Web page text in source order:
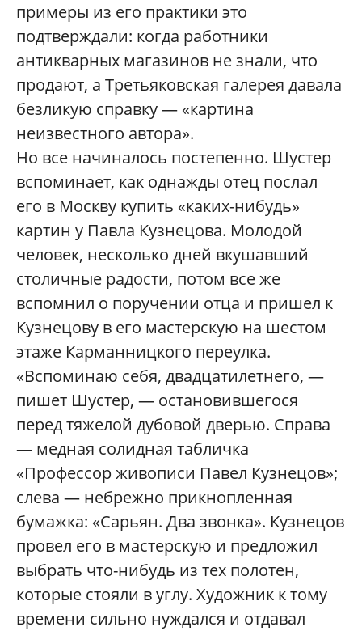
примеры из его практики это
подтверждали: когда работники
антикварных магазинов не знали, что
продают, а Третьяковская галерея давала
безликую справку — «картина
неизвестного автора».
Но все начиналось постепенно. Шустер
вспоминает, как однажды отец послал
его в Москву купить «каких-нибудь»
картин у Павла Кузнецова. Молодой
человек, несколько дней вкушавший
столичные радости, потом все же
вспомнил о поручении отца и пришел к
Кузнецову в его мастерскую на шестом
этаже Карманницкого переулка.
«Вспоминаю себя, двадцатилетнего, —
пишет Шустер, — остановившегося
перед тяжелой дубовой дверью. Справа
— медная солидная табличка
«Профессор живописи Павел Кузнецов»;
слева — небрежно прикнопленная
бумажка: «Сарьян. Два звонка». Кузнецов
провел его в мастерскую и предложил
выбрать что-нибудь из тех полотен,
которые стояли в углу. Художник к тому
времени сильно нуждался и отдавал